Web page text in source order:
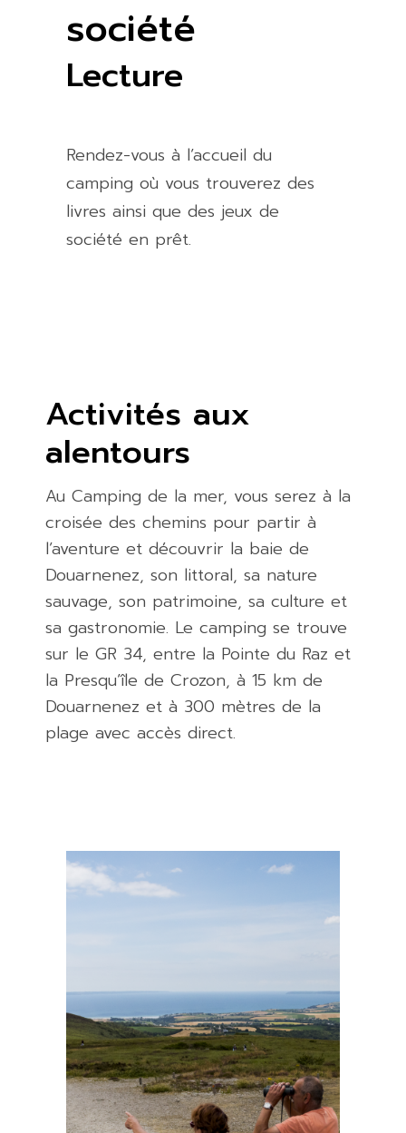
société
Lecture
Rendez-vous à l’accueil du
camping où vous trouverez des
livres ainsi que des jeux de
société en prêt.
Activités aux
alentours
Au Camping de la mer, vous serez à la
croisée des chemins pour partir à
l’aventure et découvrir la baie de
Douarnenez, son littoral, sa nature
sauvage, son patrimoine, sa culture et
sa gastronomie. Le camping se trouve
sur le GR 34, entre la Pointe du Raz et
la Presqu’île de Crozon, à 15 km de
Douarnenez et à 300 mètres de la
plage avec accès direct.